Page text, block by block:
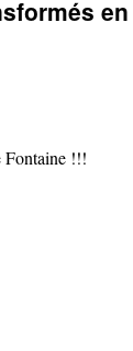
Fontaine !!!